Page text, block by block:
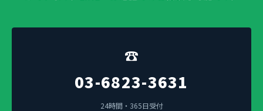
☎
03-6823-3631
24時間・365日受付